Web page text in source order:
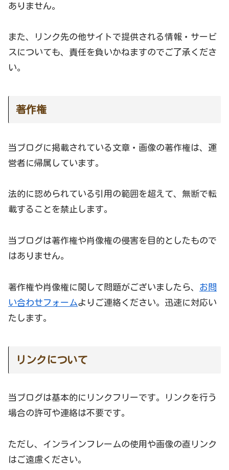
ありません。
また、リンク先の他サイトで提供される情報・サービ
スについても、責任を負いかねますのでご了承くださ
い。
著作権
当ブログに掲載されている文章・画像の著作権は、運
営者に帰属しています。
法的に認められている引用の範囲を超えて、無断で転
載することを禁止します。
当ブログは著作権や肖像権の侵害を目的としたもので
はありません。
著作権や肖像権に関して問題がございましたら、 お問
い合わせフォームよりご連絡ください。迅速に対応い
たします。
リンクについて
当ブログは基本的にリンクフリーです。リンクを行う
場合の許可や連絡は不要です。
ただし、インラインフレームの使用や画像の直リンク
はご遠慮ください。